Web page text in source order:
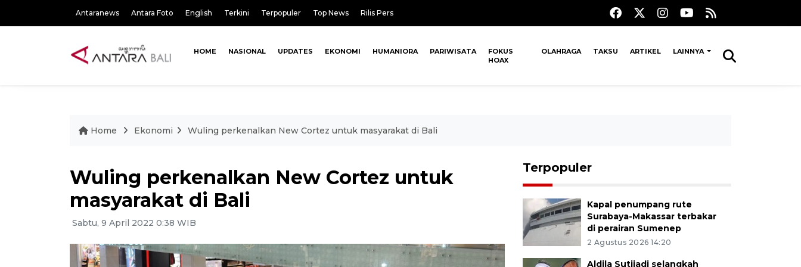
Antaranews Antara Foto English Terkini Terpopuler Top News Rilis Pers
HOME NASIONAL UPDATES EKONOMI HUMANIORA PARIWISATA
FOKUS
HOAX
OLAHRAGA TAKSU ARTIKEL LAINNYA
Home Ekonomi Wuling perkenalkan New Cortez untuk masyarakat di Bali
Wuling perkenalkan New Cortez untuk
masyarakat di Bali
Sabtu, 9 April 2022 0:38 WIB
Terpopuler
Kapal penumpang rute
Surabaya-Makassar terbakar
di perairan Sumenep
2 Agustus 2026 14:20
Aldila Sutjiadi selangkah